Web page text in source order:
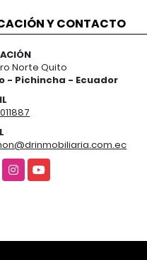
Y CONTACTO
Norte Quito
- Pichincha - Ecuador
InstagramYouTube